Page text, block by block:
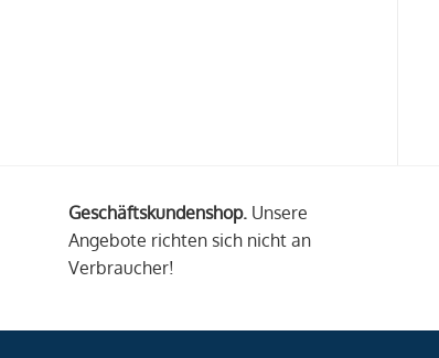
Geschäftskundenshop. Unsere
Angebote richten sich nicht an
Verbraucher!